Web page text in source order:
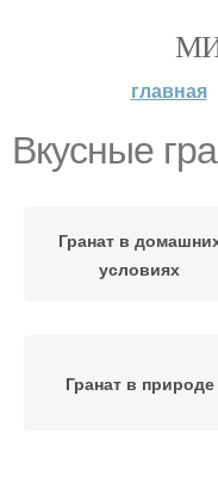
главная
Вкусные
Гранат в
условиях
Гранат в природе